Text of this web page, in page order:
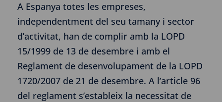
A Espanya totes les empreses,
independentment del seu tamany i sector
d’activitat, han de complir amb la LOPD
15/1999 de 13 de desembre i amb el
Reglament de desenvolupament de la LOPD
1720/2007 de 21 de desembre. A l’article 96
del reglament s’estableix la necessitat de